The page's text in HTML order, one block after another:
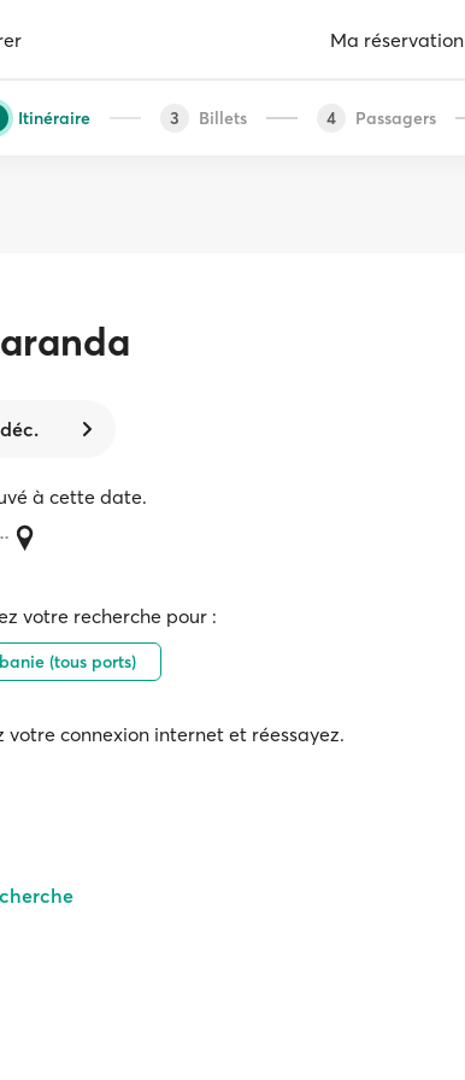
Ma réservation
Itinéraire 3 Billets 4 Passagers
à cette date.
votre recherche pour :
(tous ports)
votre connexion internet et réessayez.